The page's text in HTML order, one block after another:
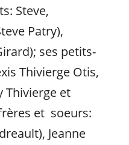
Steve,
Patry),
ses petits-
Thivierge Otis,
Thivierge et
et soeurs:
Jeanne